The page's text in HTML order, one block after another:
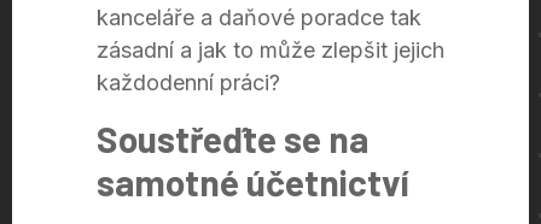
kanceláře a daňové poradce tak
zásadní a jak to může zlepšit jejich
každodenní práci?
Soustřeďte se na
samotné účetnictví